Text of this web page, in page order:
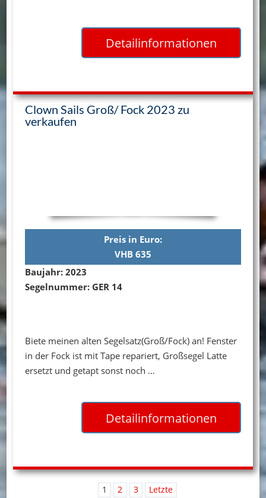
Detailinformationen
Clown Sails Groß/ Fock 2023 zu
verkaufen
Preis in Euro:
VHB 635
Baujahr: 2023
Segelnummer: GER 14
Biete meinen alten Segelsatz(Groß/Fock) an! Fenster
in der Fock ist mit Tape repariert, Großsegel Latte
ersetzt und getapt sonst noch …
Detailinformationen
1 2 3 Letzte